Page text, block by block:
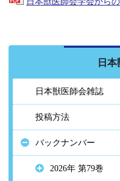
日
日本獣医師会雑誌
投稿方法
バックナンバー
2026年 第79巻